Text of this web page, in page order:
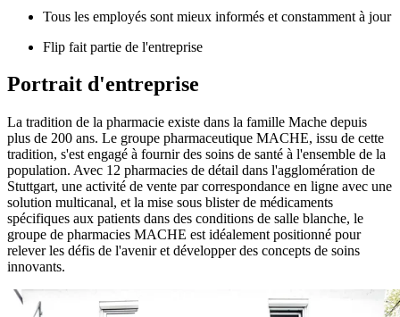
Tous les employés sont mieux informés et constamment à jour
Flip fait partie de l'entreprise
Portrait d'entreprise
La tradition de la pharmacie existe dans la famille Mache depuis
plus de 200 ans. Le groupe pharmaceutique MACHE, issu de cette
tradition, s'est engagé à fournir des soins de santé à l'ensemble de la
population. Avec 12 pharmacies de détail dans l'agglomération de
Stuttgart, une activité de vente par correspondance en ligne avec une
solution multicanal, et la mise sous blister de médicaments
spécifiques aux patients dans des conditions de salle blanche, le
groupe de pharmacies MACHE est idéalement positionné pour
relever les défis de l'avenir et développer des concepts de soins
innovants.